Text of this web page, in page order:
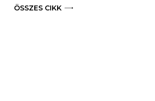
ÖSSZES CIKK